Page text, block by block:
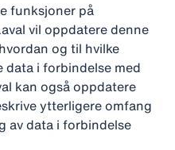
funksjoner på
vil oppdatere denne
og til hvilke
data i forbindelse med
kan også oppdatere
ytterligere omfang
av data i forbindelse